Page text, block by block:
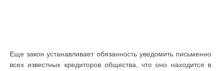
Еще закон устанавливает обязанность уведомить письменно
всех известных кредиторов общества, что оно находится в